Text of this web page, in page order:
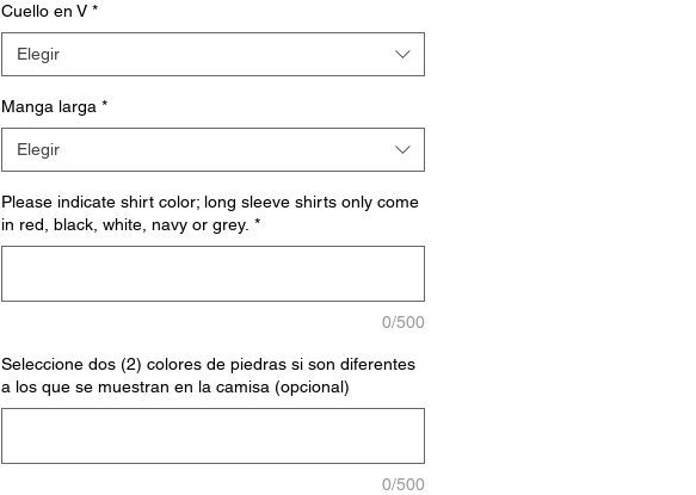
Cuello en V *
Elegir
Manga larga *
Elegir
Please indicate shirt color; long sleeve shirts only come
in red, black, white, navy or grey. *
0/500
Seleccione dos (2) colores de piedras si son diferentes
a los que se muestran en la camisa (opcional)
0/500